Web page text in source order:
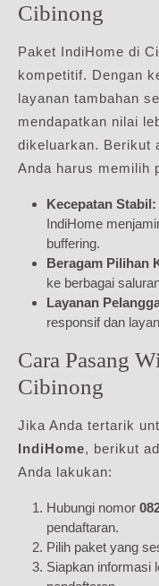
Cibinong
Paket IndiHome di
kompetitif. Dengan
layanan tambahan
mendapatkan nilai
dikeluarkan. Berikut
Anda harus memilih
Kecepatan Stabil:
IndiHome
buffering.
Beragam Pilihan
ke berbagai
Layanan
responsif dan
Cara Pasang
Cibinong
Jika Anda tertarik
IndiHome, berikut
Anda lakukan:
Hubungi nomor
pendaftaran.
Pilih paket yang
Siapkan informasi